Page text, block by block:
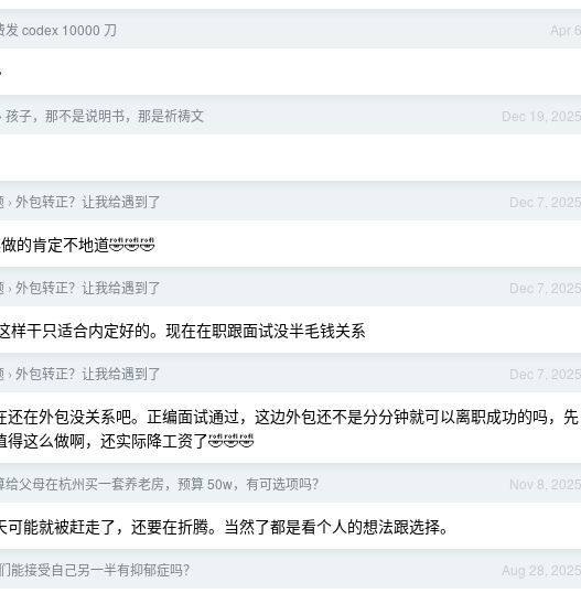
Apr 6
发 codex 10000 刀
Dec 19, 2025
› 孩子，那不是说明书，那是祈祷文
Dec 7, 2025
› 外包转正？让我给遇到了
的肯定不地道🤣🤣🤣
Dec 7, 2025
› 外包转正？让我给遇到了
样干只适合内定好的。现在在职跟面试没半毛钱关系
Dec 7, 2025
› 外包转正？让我给遇到了
在外包没关系吧。正编面试通过，这边外包还不是分分钟就可以离职成功的吗，先
这么做啊，还实际降工资了🤣🤣🤣
Nov 8, 2025
给父母在杭州买一套养老房，预算 50w，有可选项吗？
能就被赶走了，还要在折腾。当然了都是看个人的想法跟选择。
Aug 28, 2025
能接受自己另一半有抑郁症吗？